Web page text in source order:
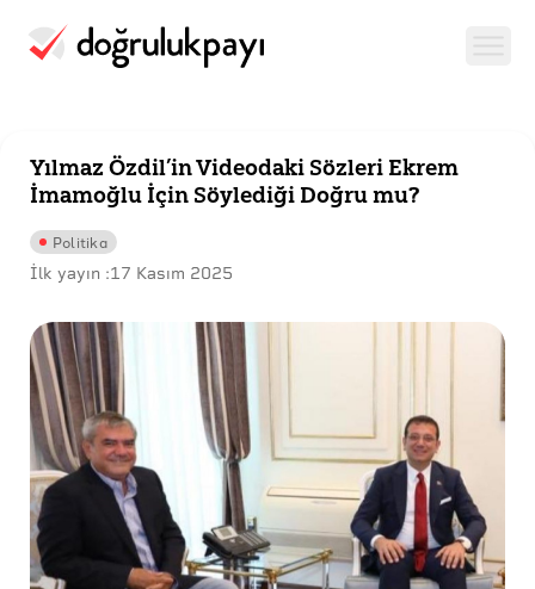
Yılmaz Özdil’in Videodaki Sözleri Ekrem
İmamoğlu İçin Söylediği Doğru mu?
Politika
İlk yayın :17 Kasım 2025